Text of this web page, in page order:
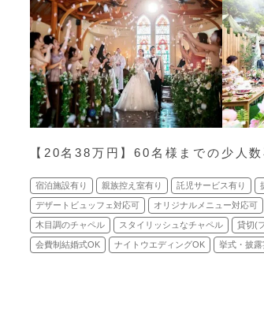
【20名38万円】60名様までの少人
宿泊施設有り 親族控え室有り 託児サービス有り
デザートビュッフェ対応可 オリジナルメニュー対応可
木目調のチャペル スタイリッシュなチャペル 貸切(
会費制結婚式OK ナイトウエディングOK 挙式・披